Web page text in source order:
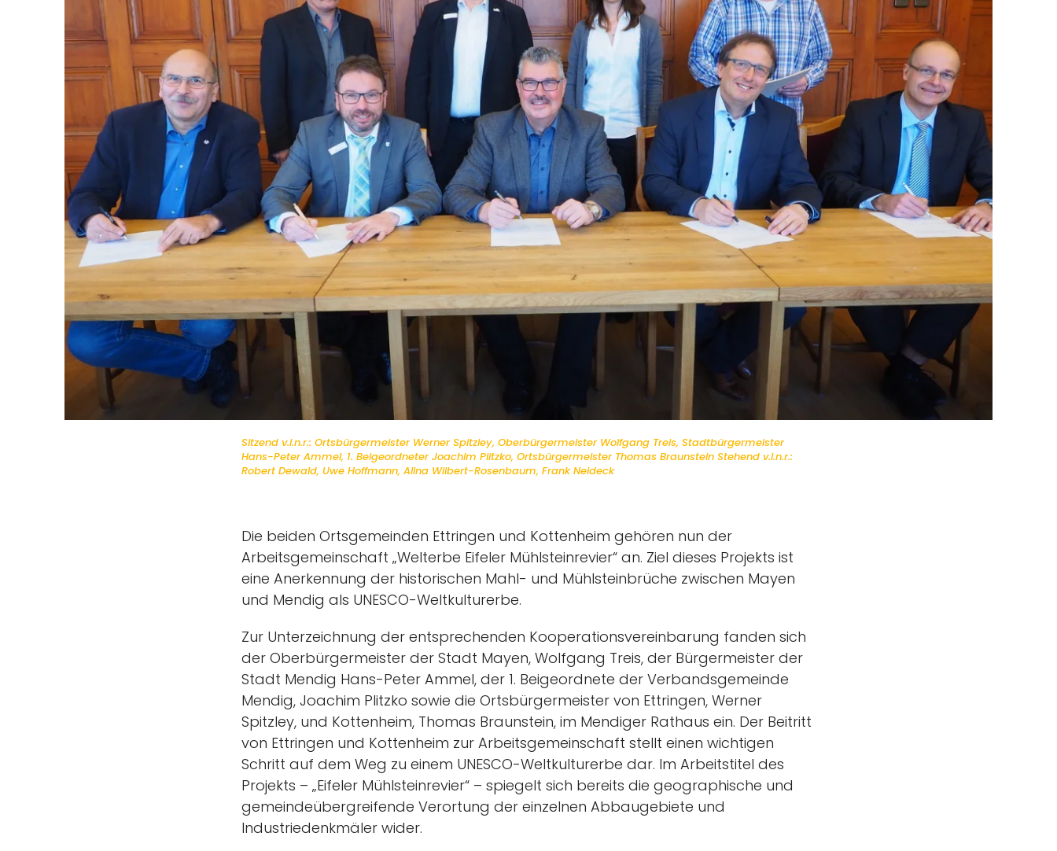
Sitzend v.l.n.r.: Ortsbürgermeister Werner Spitzley, Oberbürgermeister Wolfgang Treis, Stadtbürgermeister
Hans-Peter Ammel, 1. Beigeordneter Joachim Plitzko, Ortsbürgermeister Thomas Braunstein Stehend v.l.n.r.:
Robert Dewald, Uwe Hoffmann, Alina Wilbert-Rosenbaum, Frank Neideck
Die beiden Ortsgemeinden Ettringen und Kottenheim gehören nun der
Arbeitsgemeinschaft „Welterbe Eifeler Mühlsteinrevier“ an. Ziel dieses Projekts ist
eine Anerkennung der historischen Mahl- und Mühlsteinbrüche zwischen Mayen
und Mendig als UNESCO-Weltkulturerbe.
Zur Unterzeichnung der entsprechenden Kooperationsvereinbarung fanden sich
der Oberbürgermeister der Stadt Mayen, Wolfgang Treis, der Bürgermeister der
Stadt Mendig Hans-Peter Ammel, der 1. Beigeordnete der Verbandsgemeinde
Mendig, Joachim Plitzko sowie die Ortsbürgermeister von Ettringen, Werner
Spitzley, und Kottenheim, Thomas Braunstein, im Mendiger Rathaus ein. Der Beitritt
von Ettringen und Kottenheim zur Arbeitsgemeinschaft stellt einen wichtigen
Schritt auf dem Weg zu einem UNESCO-Weltkulturerbe dar. Im Arbeitstitel des
Projekts – „Eifeler Mühlsteinrevier“ – spiegelt sich bereits die geographische und
gemeindeübergreifende Verortung der einzelnen Abbaugebiete und
Industriedenkmäler wider.